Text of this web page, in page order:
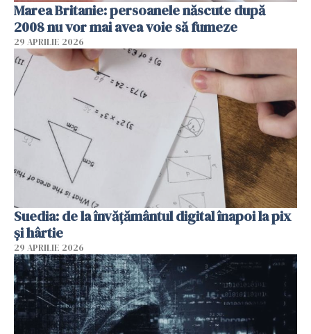
Marea Britanie: persoanele născute după
2008 nu vor mai avea voie să fumeze
29 APRILIE 2026
Suedia: de la învățământul digital înapoi la pix
și hârtie
29 APRILIE 2026